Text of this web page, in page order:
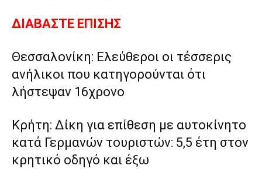
ΔΙΑΒΑΣΤΕ ΕΠΙΣΗΣ
Θεσσαλονίκη: Ελεύθεροι οι τέσσερις
ανήλικοι που κατηγορούνται ότι
λήστεψαν 16χρονο
Κρήτη: Δίκη για επίθεση με αυτοκίνητο
κατά Γερμανών τουριστών: 5,5 έτη στον
κρητικό οδηγό και έξω